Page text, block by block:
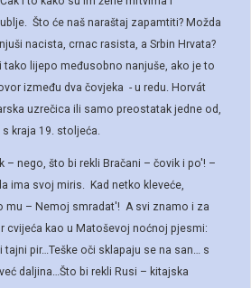
Što će naš naraštaj zapamtiti? Možda
nacista, crnac rasista, a Srbin Hrvata?
lijepo međusobno nanjuše, ako je to
između dva čovjeka - u redu. Horvát
uzrečica ili samo preostatak jedne od,
kraja 19. stoljeća.
– nego, što bi rekli Bračani – čovik i po'! –
ima svoj miris. Kad netko kleveće,
mu – Nemoj smradat'! A svi znamo i za
cvijeća kao u Matoševoj noćnoj pjesmi:
pir…Teške oči sklapaju se na san… s
daljina…Što bi rekli Rusi – kitajska